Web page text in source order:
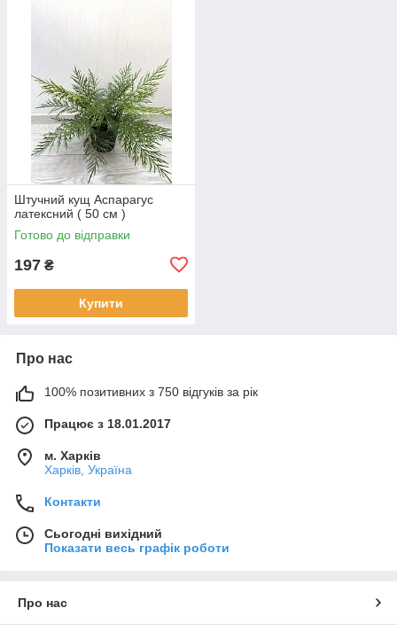
Штучний кущ Аспарагус
латексний ( 50 см )
Готово до відправки
197 ₴
Купити
Про нас
100% позитивних з 750 відгуків за рік
Працює з 18.01.2017
м. Харків
Харків, Україна
Контакти
Сьогодні вихідний
Показати весь графік роботи
Про нас